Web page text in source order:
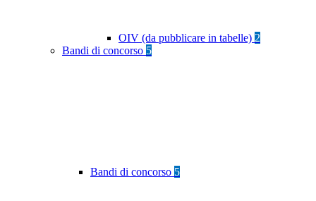
OIV (da pubblicare in tabelle) 2
Bandi di concorso 5
Bandi di concorso 5